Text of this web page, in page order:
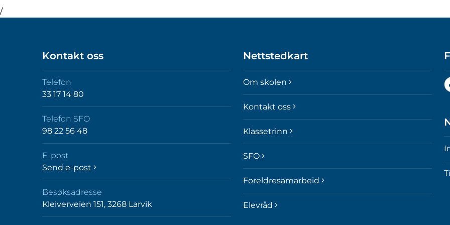
/
Kontakt oss
Telefon
33 17 14 80
Telefon SFO
98 22 56 48
E-post
Send e-post
Besøksadresse
Kleiverveien 151, 3268 Larvik
Nettstedkart
Om skolen
Kontakt oss
Klassetrinn
SFO
Foreldresamarbeid
Elevråd